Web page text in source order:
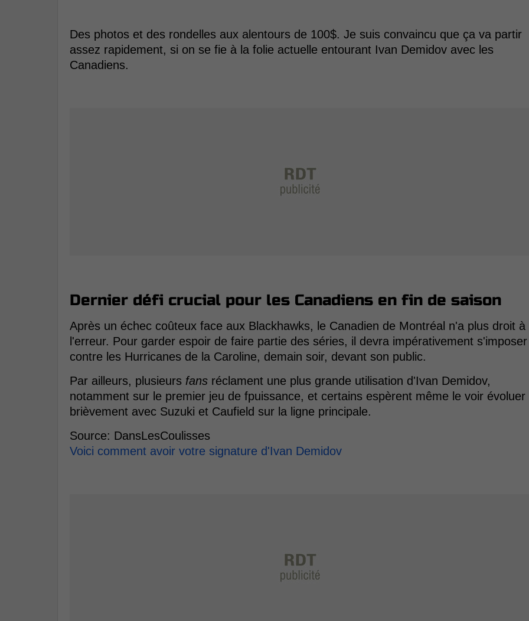
Des photos et des rondelles aux alentours de 100$. Je suis convaincu que ça va partir
assez rapidement, si on se fie à la folie actuelle entourant Ivan Demidov avec les
Canadiens.
Dernier défi crucial pour les Canadiens en fin de saison
Après un échec coûteux face aux Blackhawks, le Canadien de Montréal n'a plus droit à
l'erreur. Pour garder espoir de faire partie des séries, il devra impérativement s'imposer
contre les Hurricanes de la Caroline, demain soir, devant son public.
Par ailleurs, plusieurs fans réclament une plus grande utilisation d'Ivan Demidov,
notamment sur le premier jeu de fpuissance, et certains espèrent même le voir évoluer
brièvement avec Suzuki et Caufield sur la ligne principale.
Source: DansLesCoulisses
Voici comment avoir votre signature d'Ivan Demidov